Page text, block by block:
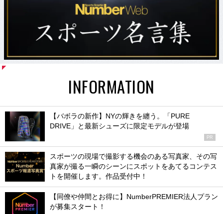
INFORMATION
【バボラの新作】NYの輝きを纏う。「PURE
DRIVE」と最新シューズに限定モデルが登場
PR
スポーツの現場で撮影する機会のある写真家、その写
真家が撮る一瞬のシーンにスポットをあてるコンテス
トを開催します。作品受付中！
【同僚や仲間とお得に】NumberPREMIER法人プラン
が募集スタート！